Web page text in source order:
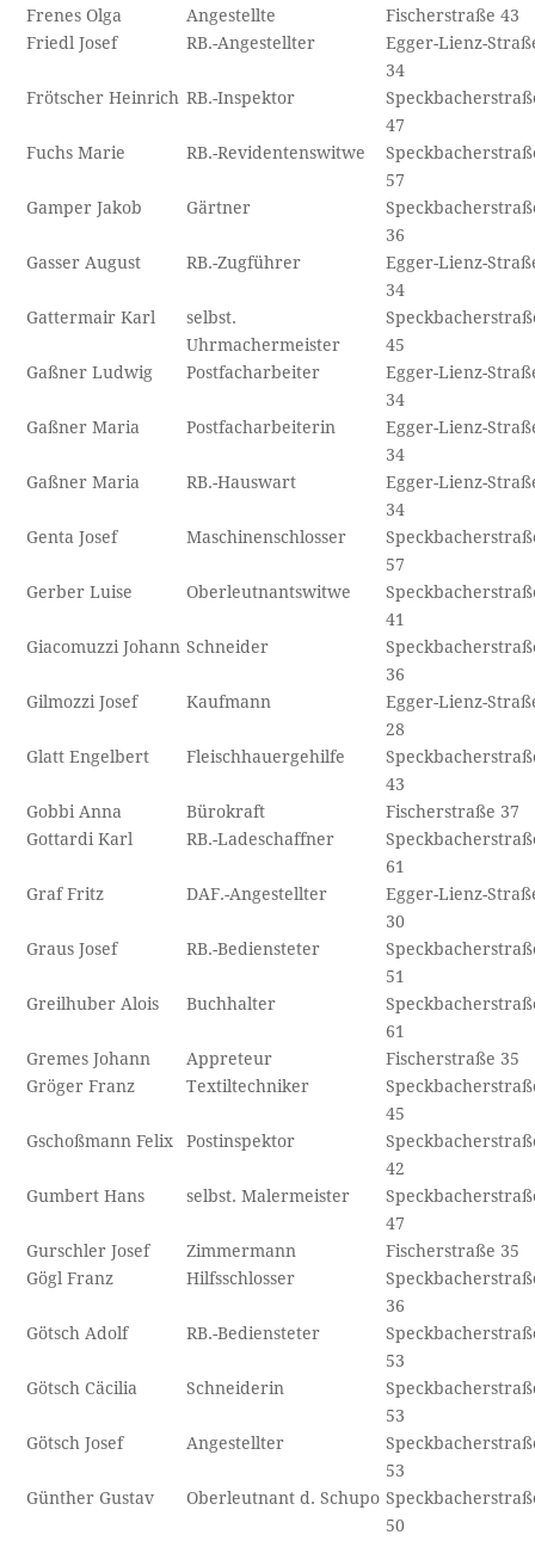
Frenes Olga
Angestellte
Fischerstraße 43
Friedl Josef
RB.-Angestellter
Egger-Lienz-
34
Frötscher Heinrich RB.-Inspektor
47
Fuchs Marie
RB.-Revidentenswitwe
57
Gamper Jakob
Gärtner
36
Gasser August
RB.-Zugführer
Egger-Lienz-
34
Gattermair Karl
selbst.
Uhrmachermeister
45
Gaßner Ludwig
Postfacharbeiter
Egger-Lienz-
34
Gaßner Maria
Postfacharbeiterin
Egger-Lienz-
34
Gaßner Maria
RB.-Hauswart
Egger-Lienz-
34
Genta Josef
Maschinenschlosser
57
Gerber Luise
Oberleutnantswitwe
41
Giacomuzzi Johann Schneider
36
Gilmozzi Josef
Kaufmann
Egger-Lienz-
28
Glatt Engelbert
Fleischhauergehilfe
43
Gobbi Anna
Bürokraft
Fischerstraße 37
Gottardi Karl
RB.-Ladeschaffner
61
Graf Fritz
DAF.-Angestellter
Egger-Lienz-
30
Graus Josef
RB.-Bediensteter
51
Greilhuber Alois
Buchhalter
61
Gremes Johann
Appreteur
Fischerstraße 35
Gröger Franz
Textiltechniker
45
Gschoßmann Felix
Postinspektor
42
Gumbert Hans
selbst. Malermeister
47
Gurschler Josef
Zimmermann
Fischerstraße 35
Gögl Franz
Hilfsschlosser
36
Götsch Adolf
RB.-Bediensteter
53
Götsch Cäcilia
Schneiderin
53
Götsch Josef
Angestellter
53
Günther Gustav
Oberleutnant d. Schupo
50